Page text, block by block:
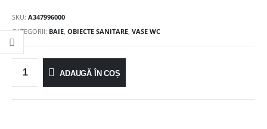
SKU: A347996000
CATEGORII: BAIE, OBIECTE SANITARE, VASE WC
ADAUGĂ ÎN COȘ